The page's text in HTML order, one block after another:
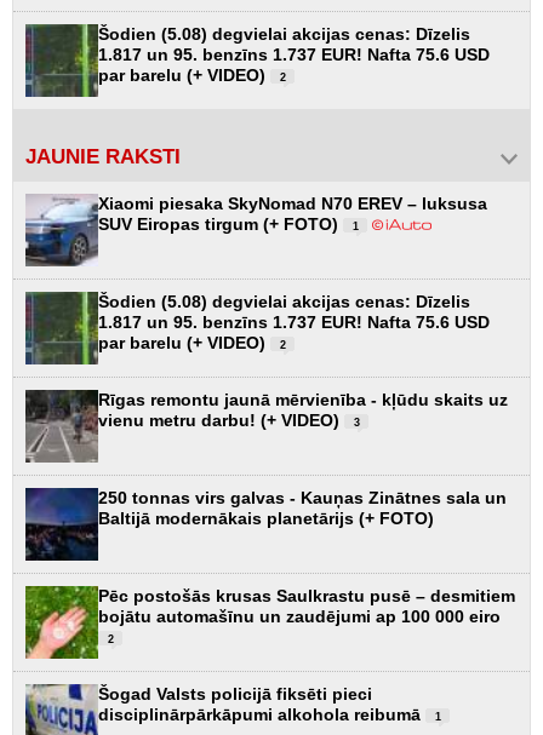
Šodien (5.08) degvielai akcijas cenas: Dīzelis
1.817 un 95. benzīns 1.737 EUR! Nafta 75.6 USD
par barelu (+ VIDEO)
2
JAUNIE RAKSTI
Xiaomi piesaka SkyNomad N70 EREV – luksusa
SUV Eiropas tirgum (+ FOTO)
1
Šodien (5.08) degvielai akcijas cenas: Dīzelis
1.817 un 95. benzīns 1.737 EUR! Nafta 75.6 USD
par barelu (+ VIDEO)
2
Rīgas remontu jaunā mērvienība - kļūdu skaits uz
vienu metru darbu! (+ VIDEO)
3
250 tonnas virs galvas - Kauņas Zinātnes sala un
Baltijā modernākais planetārijs (+ FOTO)
Pēc postošās krusas Saulkrastu pusē – desmitiem
bojātu automašīnu un zaudējumi ap 100 000 eiro
2
Šogad Valsts policijā fiksēti pieci
disciplinārpārkāpumi alkohola reibumā
1